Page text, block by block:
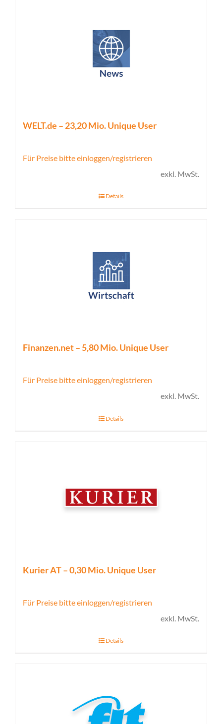
WELT.de – 23,20 Mio. Unique User
Für Preise bitte einloggen/registrieren
exkl. MwSt.
Details
Finanzen.net – 5,80 Mio. Unique User
Für Preise bitte einloggen/registrieren
exkl. MwSt.
Details
Kurier AT – 0,30 Mio. Unique User
Für Preise bitte einloggen/registrieren
exkl. MwSt.
Details